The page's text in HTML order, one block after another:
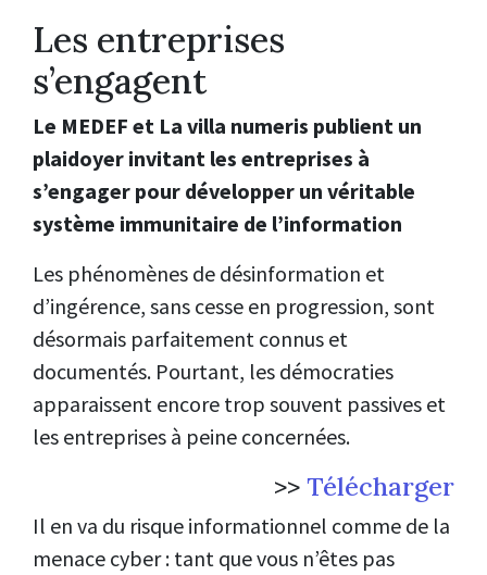
Les entreprises
s’engagent
Le MEDEF et La villa numeris publient un
plaidoyer invitant les entreprises à
s’engager pour développer un véritable
système immunitaire de l’information
Les phénomènes de désinformation et
d’ingérence, sans cesse en progression, sont
désormais parfaitement connus et
documentés. Pourtant, les démocraties
apparaissent encore trop souvent passives et
les entreprises à peine concernées.
>> Télécharger
Il en va du risque informationnel comme de la
menace cyber : tant que vous n’êtes pas